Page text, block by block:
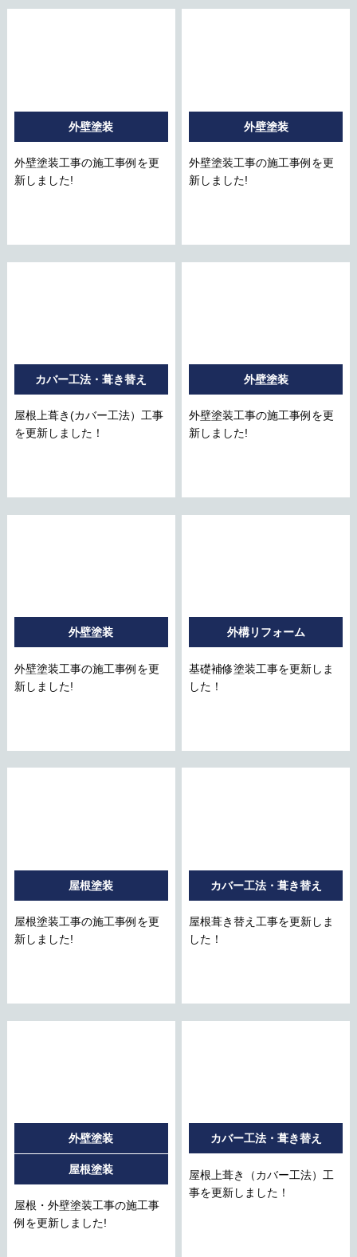
外壁塗装
外壁塗装工事の施工事例を更
新しました!
外壁塗装
外壁塗装工事の施工事例を更
新しました!
カバー工法・葺き替え
屋根上葺き(カバー工法）工事
を更新しました！
外壁塗装
外壁塗装工事の施工事例を更
新しました!
外壁塗装
外壁塗装工事の施工事例を更
新しました!
外構リフォーム
基礎補修塗装工事を更新しま
した！
屋根塗装
屋根塗装工事の施工事例を更
新しました!
カバー工法・葺き替え
屋根葺き替え工事を更新しま
した！
外壁塗装
屋根塗装
屋根・外壁塗装工事の施工事
例を更新しました!
カバー工法・葺き替え
屋根上葺き（カバー工法）工
事を更新しました！